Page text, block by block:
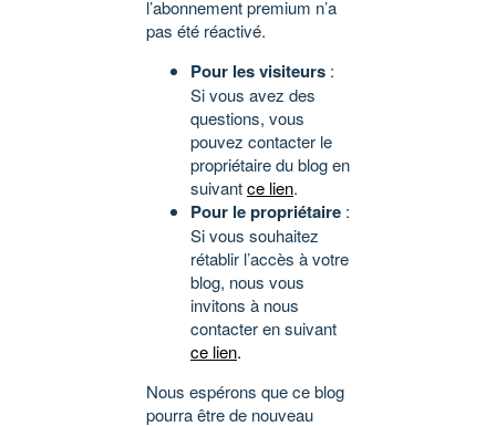
l’abonnement premium n’a
pas été réactivé.
Pour les visiteurs :
Si vous avez des
questions, vous
pouvez contacter le
propriétaire du blog en
suivantce lien.
Pour le propriétaire :
Si vous souhaitez
rétablir l’accès à votre
blog, nous vous
invitons à nous
contacter en suivant
ce lien.
Nous espérons que ce blog
pourra être de nouveau